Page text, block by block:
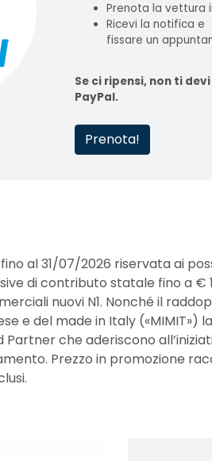
Prenota la vettura
Ricevi la notifica e
fissare un
Se ci ripensi, non ti
PayPal.
Prenota!
al 31/07/2026 riservata ai
di contributo statale fino a €
nuovi N1. Nonché il
e del made in Italy
che aderiscono
Prezzo in promozione